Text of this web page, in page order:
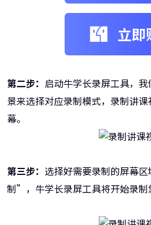
立即
第二步： 启动牛学长录屏工具，
景来选择对应录制模式，录制讲
幕。
第三步： 选择好需要录制的屏幕
制”，牛学长录屏工具将开始录制